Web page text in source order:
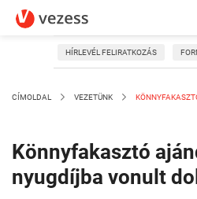
HÍRLEVÉL FELIRATKOZÁS
CÍMOLDAL VEZETÜNK
Könnyfakasztó
nyugdíjba vonult